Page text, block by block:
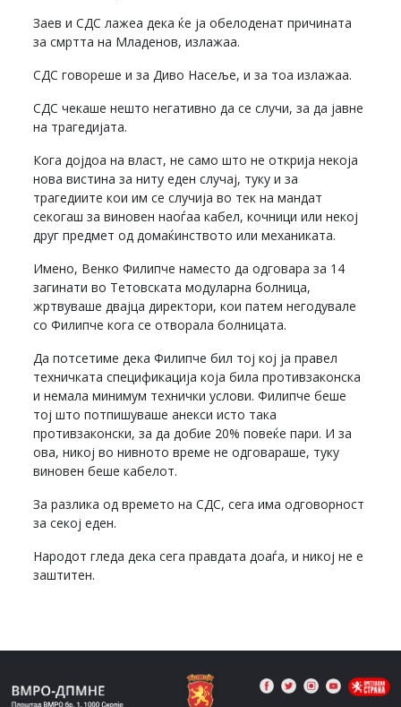
Заев и СДС лажеа дека ќе ја обелоденат причината
за смртта на Младенов, излажаа.
СДС говореше и за Диво Насеље, и за тоа излажаа.
СДС чекаше нешто негативно да се случи, за да јавне
на трагедијата.
Кога дојдоа на власт, не само што не открија некоја
нова вистина за ниту еден случај, туку и за
трагедиите кои им се случија во тек на мандат
секогаш за виновен наоѓаа кабел, кочници или некој
друг предмет од домаќинството или механиката.
Имено, Венко Филипче наместо да одговара за 14
загинати во Тетовската модуларна болница,
жртвуваше двајца директори, кои патем негодувале
со Филипче кога се отворала болницата.
Да потсетиме дека Филипче бил тој кој ја правел
техничката спецификација која била противзаконска
и немала минимум технички услови. Филипче беше
тој што потпишуваше анекси исто така
противзаконски, за да добие 20% повеќе пари. И за
ова, никој во нивното време не одговараше, туку
виновен беше кабелот.
За разлика од времето на СДС, сега има одговорност
за секој еден.
Народот гледа дека сега правдата доаѓа, и никој не е
заштитен.